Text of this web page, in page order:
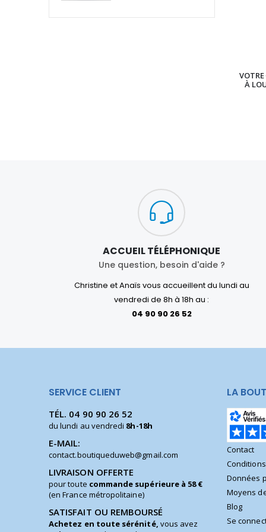
VOTRE
À
ACCUEIL TÉLÉPHONIQUE
Une question, besoin d'aide ?
Christine et Anaïs vous accueillent du lundi au
vendredi de 8h à 18h au :
04 90 90 26 52
SERVICE CLIENT
TÉL. 04 90 90 26 52
du lundi au vendredi 8h-18h
E-MAIL:
contact.boutiqueduweb@gmail.com
LIVRAISON OFFERTE
pour toute commande supérieure à 58 €
(en France métropolitaine)
SATISFAIT OU REMBOURSÉ
Achetez en toute sérénité, vous avez
LA
Contact
Données
Moyens
Blog
Se